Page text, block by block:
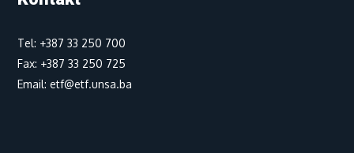
Tel: +387 33 250 700
Fax: +387 33 250 725
Email: etf@etf.unsa.ba